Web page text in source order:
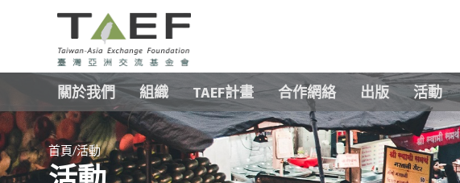
TAEF
H
m
e
p
a
關於我們 組織 TAEF計畫 合作網絡 出版 活動
首頁/活動